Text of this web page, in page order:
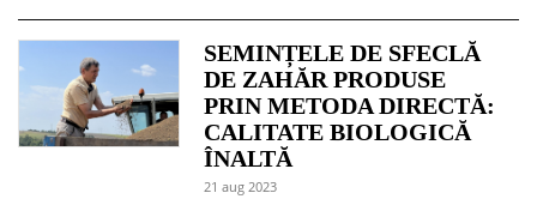
SEMINȚELE DE SFECLĂ
DE ZAHĂR PRODUSE
PRIN METODA DIRECTĂ:
CALITATE BIOLOGICĂ
ÎNALTĂ
21 aug 2023